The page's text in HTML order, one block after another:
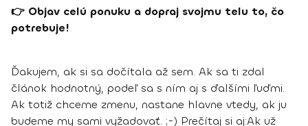
👉 Objav celú ponuku a dopraj svojmu telu to, čo
potrebuje!
Ďakujem, ak si sa dočítala až sem. Ak sa ti zdal
článok hodnotný, podeľ sa s ním aj s ďalšími ľuďmi.
Ak totiž chceme zmenu, nastane hlavne vtedy, ak ju
budeme my sami vyžadovať. ;-) Prečítaj si aj:Ak už